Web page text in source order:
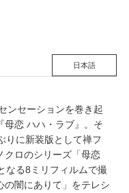
日本語
ンセーションを巻き起
母恋 ハハ・ラブ』。そ
りに新装版として禅フ
クロのシリーズ「母恋
なる8ミリフィルムで撮
の闇にありて」をテレシ